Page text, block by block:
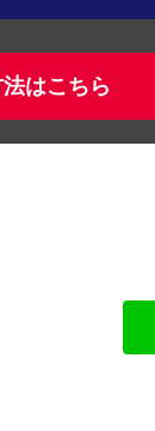
はこちら